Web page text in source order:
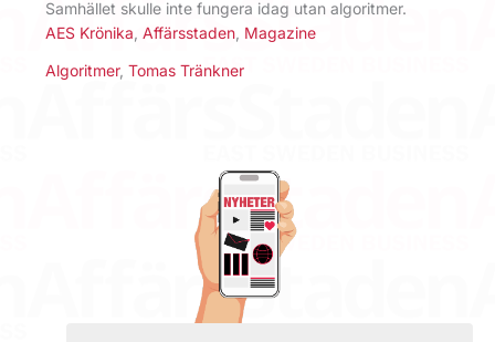
Samhället skulle inte fungera idag utan algoritmer.
AES Krönika Affärsstaden Magazine
Algoritmer, Tomas Tränkner